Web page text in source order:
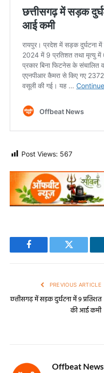
Post Views: 567
Facebook Twitter
PREVIOUS ARTICLE
छत्तीसगढ़ में सड़क दुर्घटना में 9 प्रतिशत
की आई कमी
Offbeat News